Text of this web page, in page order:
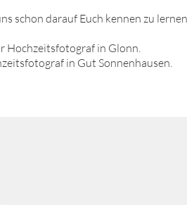
schon darauf Euch kennen zu
Hochzeitsfotograf in Glonn.
in Gut Sonnenhausen.